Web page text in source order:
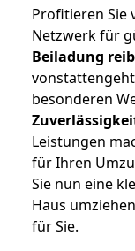
Profitieren Sie
Netzwerk für
Beiladung
besonderen
Leistungen
für Ihren
Sie nun eine
Haus
für Sie.